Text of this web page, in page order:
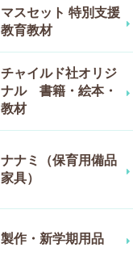
マスセット 特別支援
教育教材
チャイルド社オリジ
ナル 書籍・絵本・
教材
ナナミ（保育用備品
家具）
製作・新学期用品